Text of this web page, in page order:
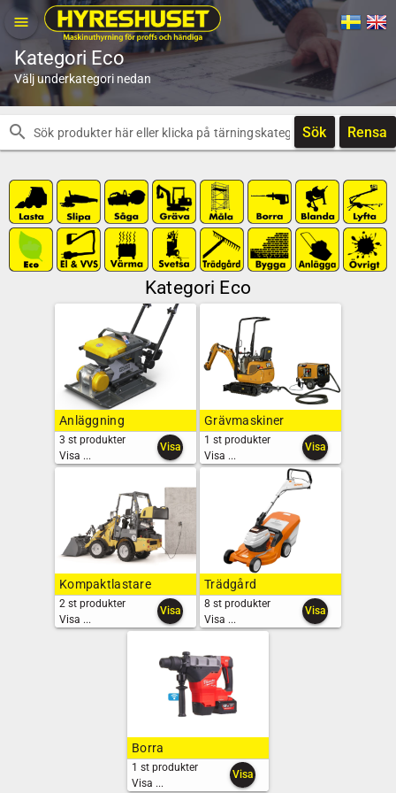
menu
Kategori Eco
Välj underkategori nedan
search Sök Rensa
Kategori Eco
Anläggning
3 st produkter
Visa ...
Visa
Grävmaskiner
1 st produkter
Visa ...
Visa
Kompaktlastare
2 st produkter
Visa ...
Visa
Trädgård
8 st produkter
Visa ...
Visa
Borra
1 st produkter
Visa ...
Visa